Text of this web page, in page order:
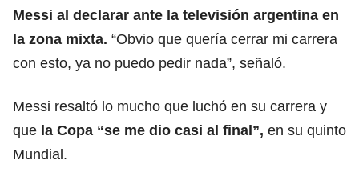
Messi al declarar ante la televisión argentina en
la zona mixta. “Obvio que quería cerrar mi carrera
con esto, ya no puedo pedir nada”, señaló.
Messi resaltó lo mucho que luchó en su carrera y
que la Copa “se me dio casi al final”, en su quinto
Mundial.